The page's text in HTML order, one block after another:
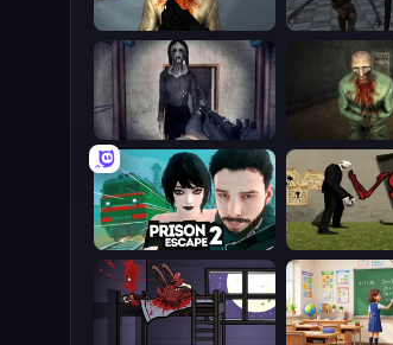
Slendrina Must Die: The School
Slenderman VS Freddy The Fazbear
Prison Escape 2